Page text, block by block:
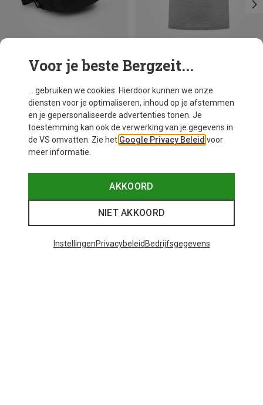
Je bespaart 19% Je bespaart 26%
Voor je beste Bergzeit...
... gebruiken we cookies. Hierdoor kunnen we onze
diensten voor je optimaliseren, inhoud op je afstemmen
en je gepersonaliseerde advertenties tonen. Je
toestemming kan ook de verwerking van je gegevens in
de VS omvatten. Zie het Google Privacy Beleid voor
meer informatie.
AKKOORD
NIET AKKOORD
InstellingenPrivacybeleid Bedrijfsgegevens